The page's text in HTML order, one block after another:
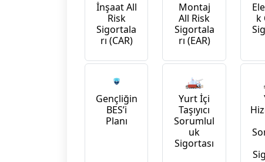
İnşaat All
Risk
Sigortala
rı (CAR)
Montaj
All Risk
Sigortala
rı (EAR)
k
Gençliğin
BES’i
Planı
Yurt İçi
Taşıyıcı
Sorumlul
uk
Sigortası